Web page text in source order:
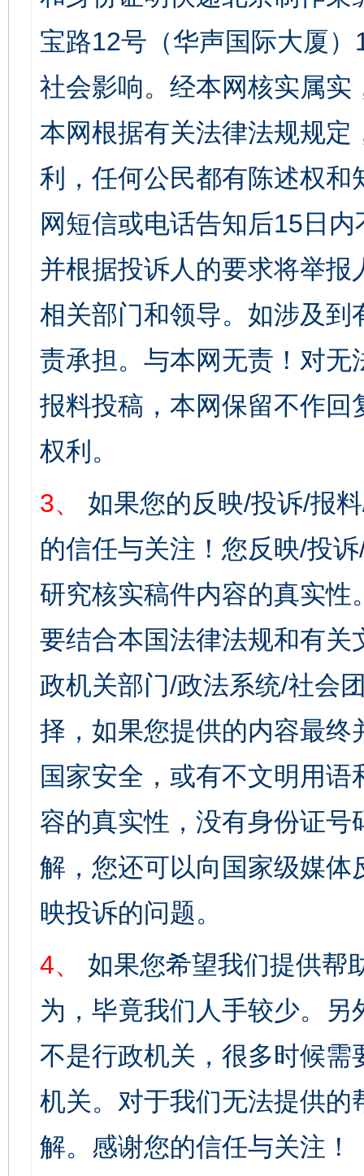
宝路12号（华声国际大厦
社会影响。经本网核实属
本网根据有关法律法规规
利，任何公民都有陈述权
网短信或电话告知后15日
并根据投诉人的要求将举
相关部门和领导。如涉及
责承担。与本网无责！对
报料投稿，本网保留不作
权利。
3、
如果您的反映/投诉/报
的信任与关注！您反映/投
研究核实稿件内容的真实
要结合本国法律法规和有关
政机关部门/政法系统/社会
择，如果您提供的内容最
国家安全，或有不文明用
容的真实性，没有身份证
解，您还可以向国家级媒
映投诉的问题。
4、
如果您希望我们提供帮
为，毕竟我们人手较少。
不是行政机关，很多时候
机关。对于我们无法提供
解。感谢您的信任与关注！